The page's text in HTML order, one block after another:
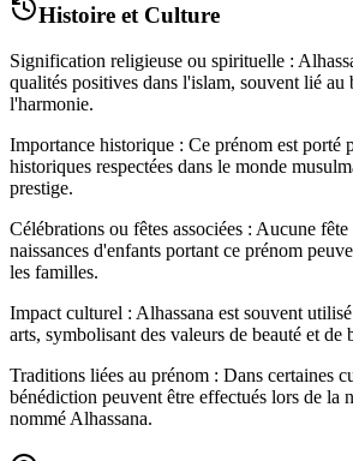
Histoire et Culture
Signification religieuse ou spirituelle :
qualités positives dans l'islam, souvent lié au
l'harmonie.
Importance historique : Ce prénom est porté
historiques respectées dans le monde
prestige.
Célébrations ou fêtes associées : Aucune
naissances d'enfants portant ce prénom
les familles.
Impact culturel : Alhassana est souvent
arts, symbolisant des valeurs de beauté et de
Traditions liées au prénom : Dans certaines
bénédiction peuvent être effectués lors de la
nommé Alhassana.